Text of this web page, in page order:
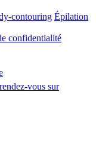
contouring Épilation
confidentialité
vous sur